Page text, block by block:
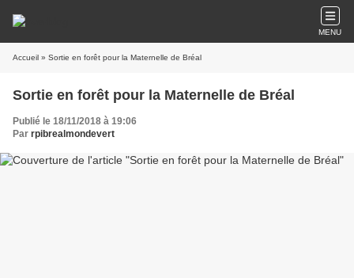
MENU
Accueil » Sortie en forêt pour la Maternelle de Bréal
Sortie en forêt pour la Maternelle de Bréal
Publié le 18/11/2018 à 19:06
Par rpibrealmondevert